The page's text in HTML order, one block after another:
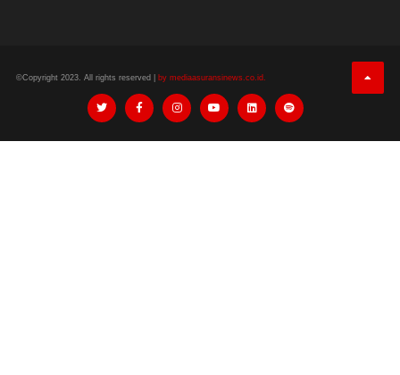
©Copyright 2023. All rights reserved | by mediaasuransinews.co.id.